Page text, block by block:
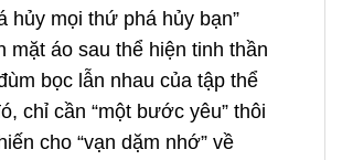
hủy mọi thứ phá hủy bạn”
mặt áo sau thể hiện tinh thần
bọc lẫn nhau của tập thể
chỉ cần “một bước yêu” thôi
cho “vạn dặm nhớ” về